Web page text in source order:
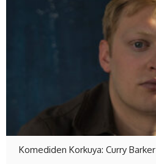
Komediden Korkuya: Curry Barker